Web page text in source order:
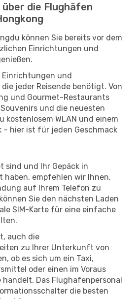
die Flughäfen
können Sie bereits vor dem
Einrichtungen und
Einrichtungen und
jeder Reisende benötigt. Von
und Gourmet-Restaurants
und die neuesten
kostenlosem WLAN und einem
– hier ist für jeden Geschmack
sind und Ihr Gepäck in
haben, empfehlen wir Ihnen,
auf Ihrem Telefon zu
Sie den nächsten Laden
SIM-Karte für eine einfache
auch die
zu Ihrer Unterkunft von
ob es sich um ein Taxi,
oder einen im Voraus
Das Flughafenpersonal
die besten